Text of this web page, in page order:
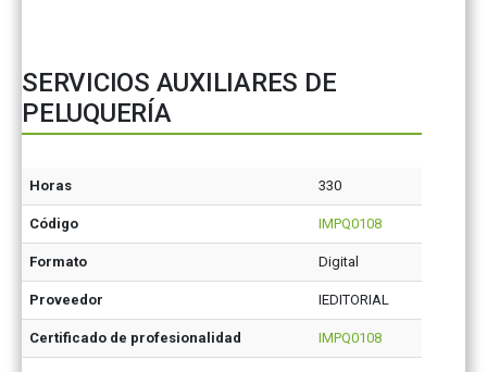
SERVICIOS AUXILIARES DE
PELUQUERÍA
Horas 330
Código IMPQ0108
Formato Digital
Proveedor IEDITORIAL
Certificado de profesionalidad IMPQ0108